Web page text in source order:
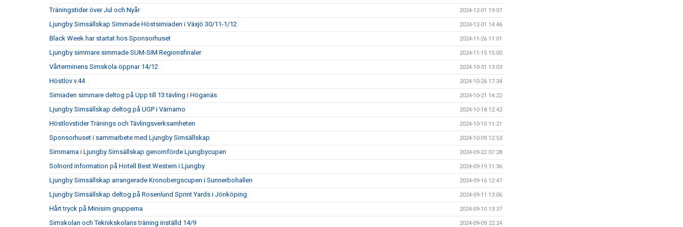
Träningstider över Jul och Nyår 2024-12-01 19:07
Ljungby Simsällskap Simmade Höstsimiaden i Växjö 30/11-1/12 2024-12-01 14:46
Black Week har startat hos Sponsorhuset 2024-11-26 11:01
Ljungby simmare simmade SUM-SIM Regionsfinaler 2024-11-15 15:00
Vårterminens Simskola öppnar 14/12 2024-10-31 13:03
Höstlov v.44 2024-10-26 17:34
Simiaden simmare deltog på Upp till 13 tävling i Höganäs 2024-10-21 14:22
Ljungby Simsällskap deltog på UGP i Värnamo 2024-10-18 12:42
Höstlovstider Tränings och Tävlingsverksamheten 2024-10-10 11:21
Sponsorhuset i sammarbete med Ljungby Simsällskap 2024-10-09 12:53
Simmarna i Ljungby Simsällskap genomförde Ljungbycupen 2024-09-22 07:28
Solnord information på Hotell Best Western i Ljungby 2024-09-19 11:36
Ljungby Simsällskap arrangerade Kronobergscupen i Sunnerbohallen 2024-09-16 12:47
Ljungby Simsällskap deltog på Rosenlund Sprint Yards i Jönköping 2024-09-11 13:06
Hårt tryck på Minisim grupperna 2024-09-10 13:37
Simskolan och Teknikskolans träning inställd 14/9 2024-09-09 22:24